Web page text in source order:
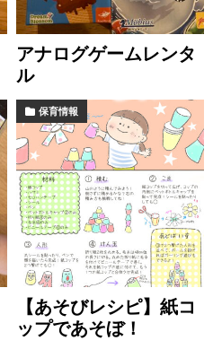
アナログゲームレンタ
ル
保育情報
【あそびレシピ】紙コ
ップであそぼ！